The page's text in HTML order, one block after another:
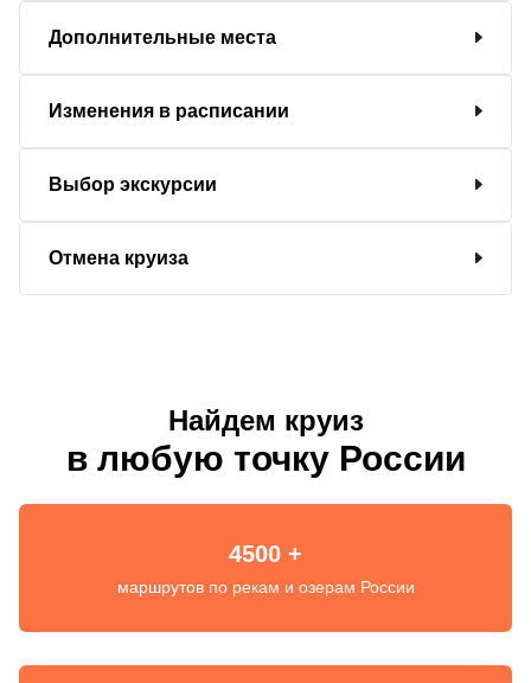
Дополнительные места
Изменения в расписании
Выбор экскурсии
Отмена круиза
Найдем круиз
в любую точку России
4500 +
маршрутов по рекам и озерам России